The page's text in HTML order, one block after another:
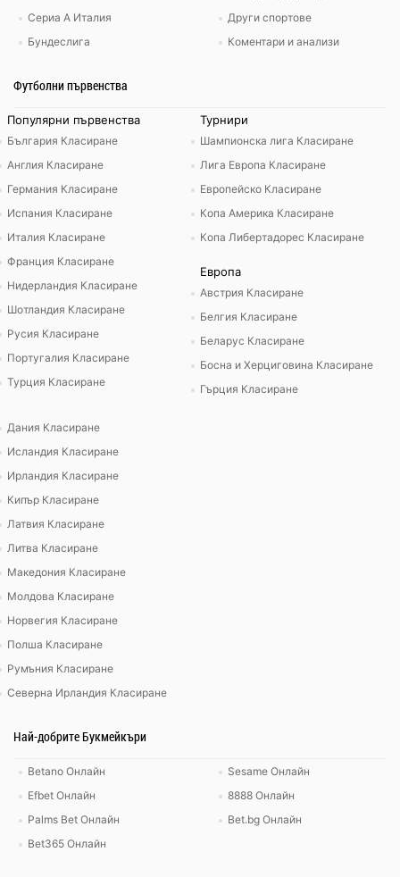
Сериа А Италия
Бундеслига
Други спортове
Коментари и анализи
Футболни първенства
Популярни първенства
България Класиране
Англия Класиране
Германия Класиране
Испания Класиране
Италия Класиране
Франция Класиране
Нидерландия Класиране
Шотландия Класиране
Русия Класиране
Португалия Класиране
Турция Класиране
Турнири
Шампионска лига Класиране
Лига Европа Класиране
Европейско Класиране
Копа Америка Класиране
Копа Либертадорес Класиране
Европа
Австрия Класиране
Белгия Класиране
Беларус Класиране
Босна и Херциговина Класиране
Гърция Класиране
Дания Класиране
Исландия Класиране
Ирландия Класиране
Кипър Класиране
Латвия Класиране
Литва Класиране
Македония Класиране
Молдова Класиране
Норвегия Класиране
Полша Класиране
Румъния Класиране
Северна Ирландия Класиране
Най-добрите Букмейкъри
Betano Онлайн
Efbet Онлайн
Palms Bet Онлайн
Bet365 Онлайн
Sesame Онлайн
8888 Онлайн
Bet.bg Онлайн